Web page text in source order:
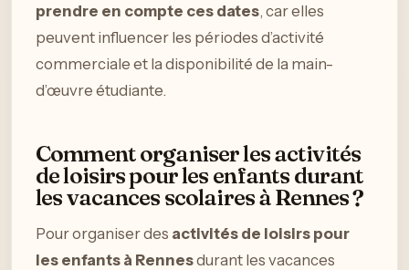
prendre en compte ces dates, car elles
peuvent influencer les périodes d’activité
commerciale et la disponibilité de la main-
d’œuvre étudiante.
Comment organiser les activités
de loisirs pour les enfants durant
les vacances scolaires à Rennes ?
Pour organiser des activités de loisirs pour
les enfants à Rennesdurant les vacances